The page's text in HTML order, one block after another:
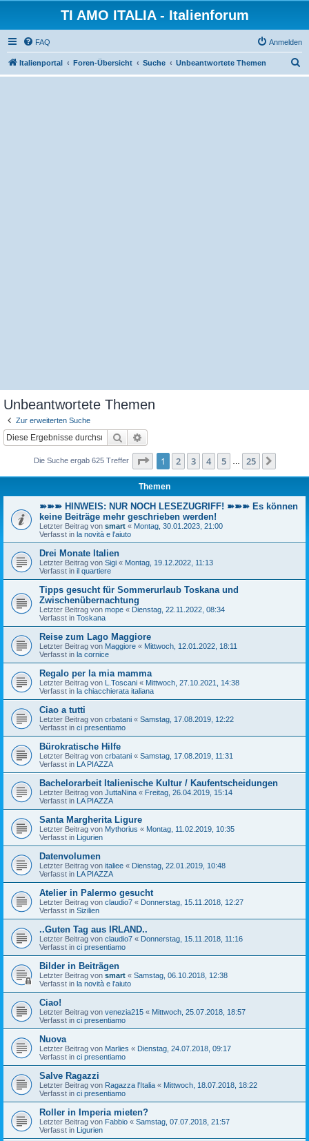
TI AMO ITALIA - Italienforum
FAQ Anmelden
Italienportal Foren-Übersicht Suche Unbeantwortete Themen
u
Unbeantwortete Themen
Zur erweiterten Suche
Suche
Die Suche ergab 625 Treffer Seite 1von 25
1 2 3 4 5 25
Themen
➽➽➽ HINWEIS: NUR NOCH LESEZUGRIFF! ➽➽➽ Es können
keine Beiträge mehr geschrieben werden!
Letzter Beitrag von smart « Montag, 30.01.2023, 21:00
Verfasst in la novità e l'aiuto
Drei Monate Italien
Letzter Beitrag von Sigi « Montag, 19.12.2022, 11:13
Verfasst in il quartiere
Tipps gesucht für Sommerurlaub Toskana und
Zwischenübernachtung
Letzter Beitrag von mope « Dienstag, 22.11.2022, 08:34
Verfasst in Toskana
Reise zum Lago Maggiore
Letzter Beitrag von Maggiore « Mittwoch, 12.01.2022, 18:11
Verfasst in la cornice
Regalo per la mia mamma
Letzter Beitrag von L.Toscani « Mittwoch, 27.10.2021, 14:38
Verfasst in la chiacchierata italiana
Ciao a tutti
Letzter Beitrag von crbatani « Samstag, 17.08.2019, 12:22
Verfasst in ci presentiamo
Bürokratische Hilfe
Letzter Beitrag von crbatani « Samstag, 17.08.2019, 11:31
Verfasst in LA PIAZZA
Bachelorarbeit Italienische Kultur / Kaufentscheidungen
Letzter Beitrag von JuttaNina « Freitag, 26.04.2019, 15:14
Verfasst in LA PIAZZA
Santa Margherita Ligure
Letzter Beitrag von Mythorius « Montag, 11.02.2019, 10:35
Verfasst in Ligurien
Datenvolumen
Letzter Beitrag von italiee « Dienstag, 22.01.2019, 10:48
Verfasst in LA PIAZZA
Atelier in Palermo gesucht
Letzter Beitrag von claudio7 « Donnerstag, 15.11.2018, 12:27
Verfasst in Sizilien
..Guten Tag aus IRLAND..
Letzter Beitrag von claudio7 « Donnerstag, 15.11.2018, 11:16
Verfasst in ci presentiamo
Bilder in Beiträgen
Letzter Beitrag von smart « Samstag, 06.10.2018, 12:38
Verfasst in la novità e l'aiuto
Ciao!
Letzter Beitrag von venezia215 « Mittwoch, 25.07.2018, 18:57
Verfasst in ci presentiamo
Nuova
Letzter Beitrag von Marlies « Dienstag, 24.07.2018, 09:17
Verfasst in ci presentiamo
Salve Ragazzi
Letzter Beitrag von Ragazza l'Italia « Mittwoch, 18.07.2018, 18:22
Verfasst in ci presentiamo
Roller in Imperia mieten?
Letzter Beitrag von Fabbio « Samstag, 07.07.2018, 21:57
Verfasst in Ligurien